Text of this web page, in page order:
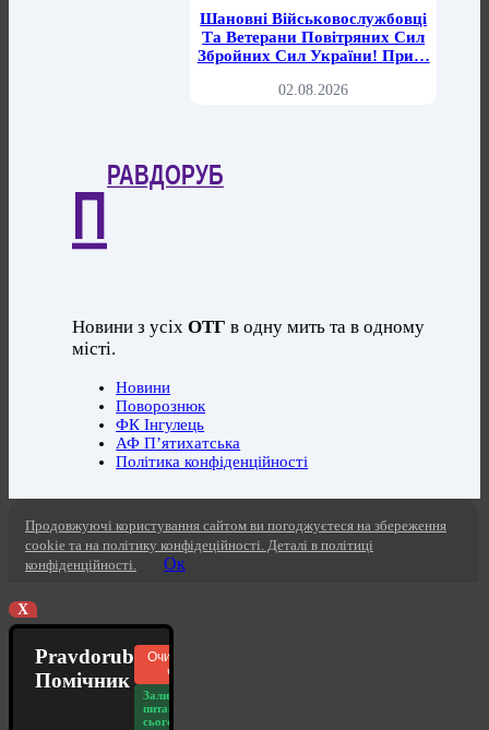
Шановні Військовослужбовці
Та Ветерани Повітряних Сил
Збройних Сил України! При…
02.08.2026
П
РАВДОРУБ
Новини з усіхОТГ в одну мить та в одному
місті.
Новини
Поворознюк
ФК Інгулець
АФ П’ятихатська
Політика конфіденційності
Продовжуючі користування сайтом ви погоджуєтеся на збереження
cookie та на політику конфідеційності. Деталі в політиці
конфіденційності.
Ок
X
Pravdorub
Помічник
Очистити
чат
Залишилось
питань
сьогодні: 20